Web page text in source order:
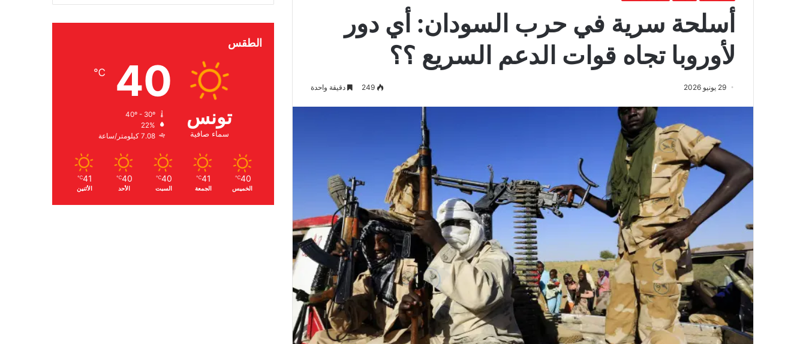
أسلحة سرية في حرب السودان: أي دور
لأوروبا تجاه قوات الدعم السريع ؟؟
29 يونيو 2026 249 دقيقة واحدة
الطقس
تونس
سماء صافية
40
℃
22%
7.08 كيلومتر/ساعة
40
℃
الخميس
41
℃
الجمعة
40
℃
السبت
40
℃
الأحد
41
℃
الأثنين